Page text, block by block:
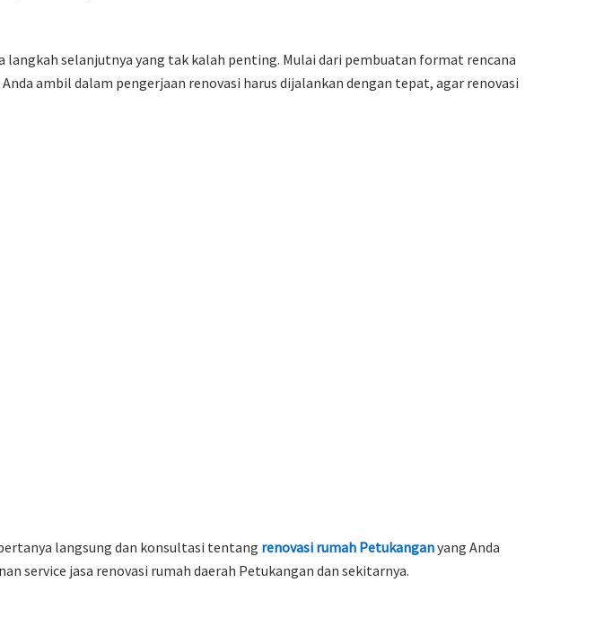
langkah selanjutnya yang tak kalah penting. Mulai dari pembuatan format rencana
ambil dalam pengerjaan renovasi harus dijalankan dengan tepat, agar renovasi
langsung dan konsultasi tentang renovasi rumah Petukanganyang Anda
service jasa renovasi rumah daerah Petukangan dan sekitarnya.